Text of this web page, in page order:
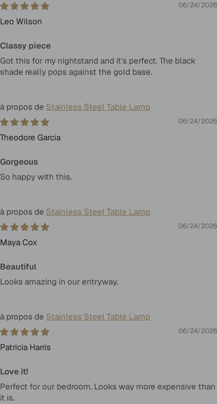
06/24/2026
Leo Wilson
Classy piece
Got this for my nightstand and it's perfect. The black
shade really pops against the gold base.
Stainless Steel Table Lamp
06/24/2026
Theodore Garcia
Gorgeous
So happy with this.
Stainless Steel Table Lamp
06/24/2026
Maya Cox
Beautiful
Looks amazing in our entryway.
Stainless Steel Table Lamp
06/24/2026
Patricia Harris
Love it!
Perfect for our bedroom. Looks way more expensive than
it is.